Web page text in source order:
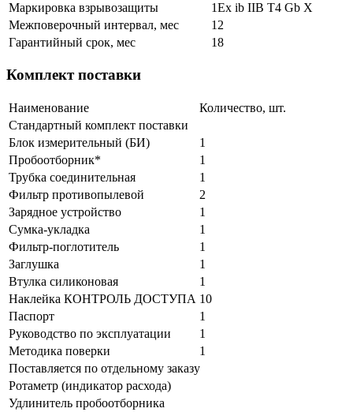
Маркировка взрывозащиты
1Ex ib IIB T4 Gb Х
Межповерочный интервал, мес
12
Гарантийный срок, мес
18
Комплект поставки
Наименование
Количество, шт.
Стандартный комплект поставки
Блок измерительный (БИ)
1
Пробоотборник*
1
Трубка соединительная
1
Фильтр противопылевой
2
Зарядное устройство
1
Сумка-укладка
1
Фильтр-поглотитель
1
Заглушка
1
Втулка силиконовая
1
Наклейка КОНТРОЛЬ ДОСТУПА 10
Паспорт
1
Руководство по эксплуатации
1
Методика поверки
1
Поставляется по отдельному заказу
Ротаметр (индикатор расхода)
Удлинитель пробоотборника